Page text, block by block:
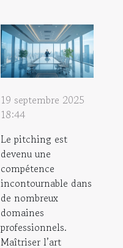
19 septembre 2025
18:44
Le pitching est
devenu une
compétence
incontournable dans
de nombreux
domaines
professionnels.
Maîtriser l’art